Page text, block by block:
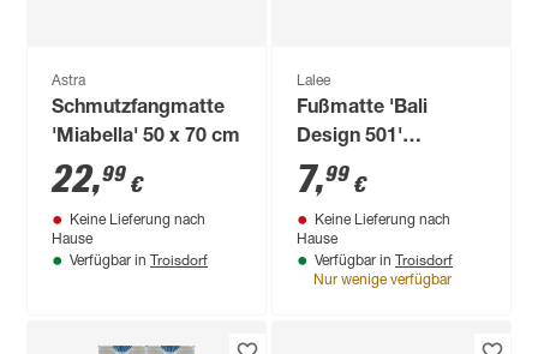
Astra
Schmutzfangmatte
'Miabella' 50 x 70 cm
22,99 €
Keine Lieferung nach
Hause
Verfügbar in Troisdorf
Lalee
Fußmatte 'Bali
Design 501'
naturfarben/schwarz
40 x 60 cm
7,99 €
Keine Lieferung nach
Hause
Verfügbar in Troisdorf
Nur wenige verfügbar